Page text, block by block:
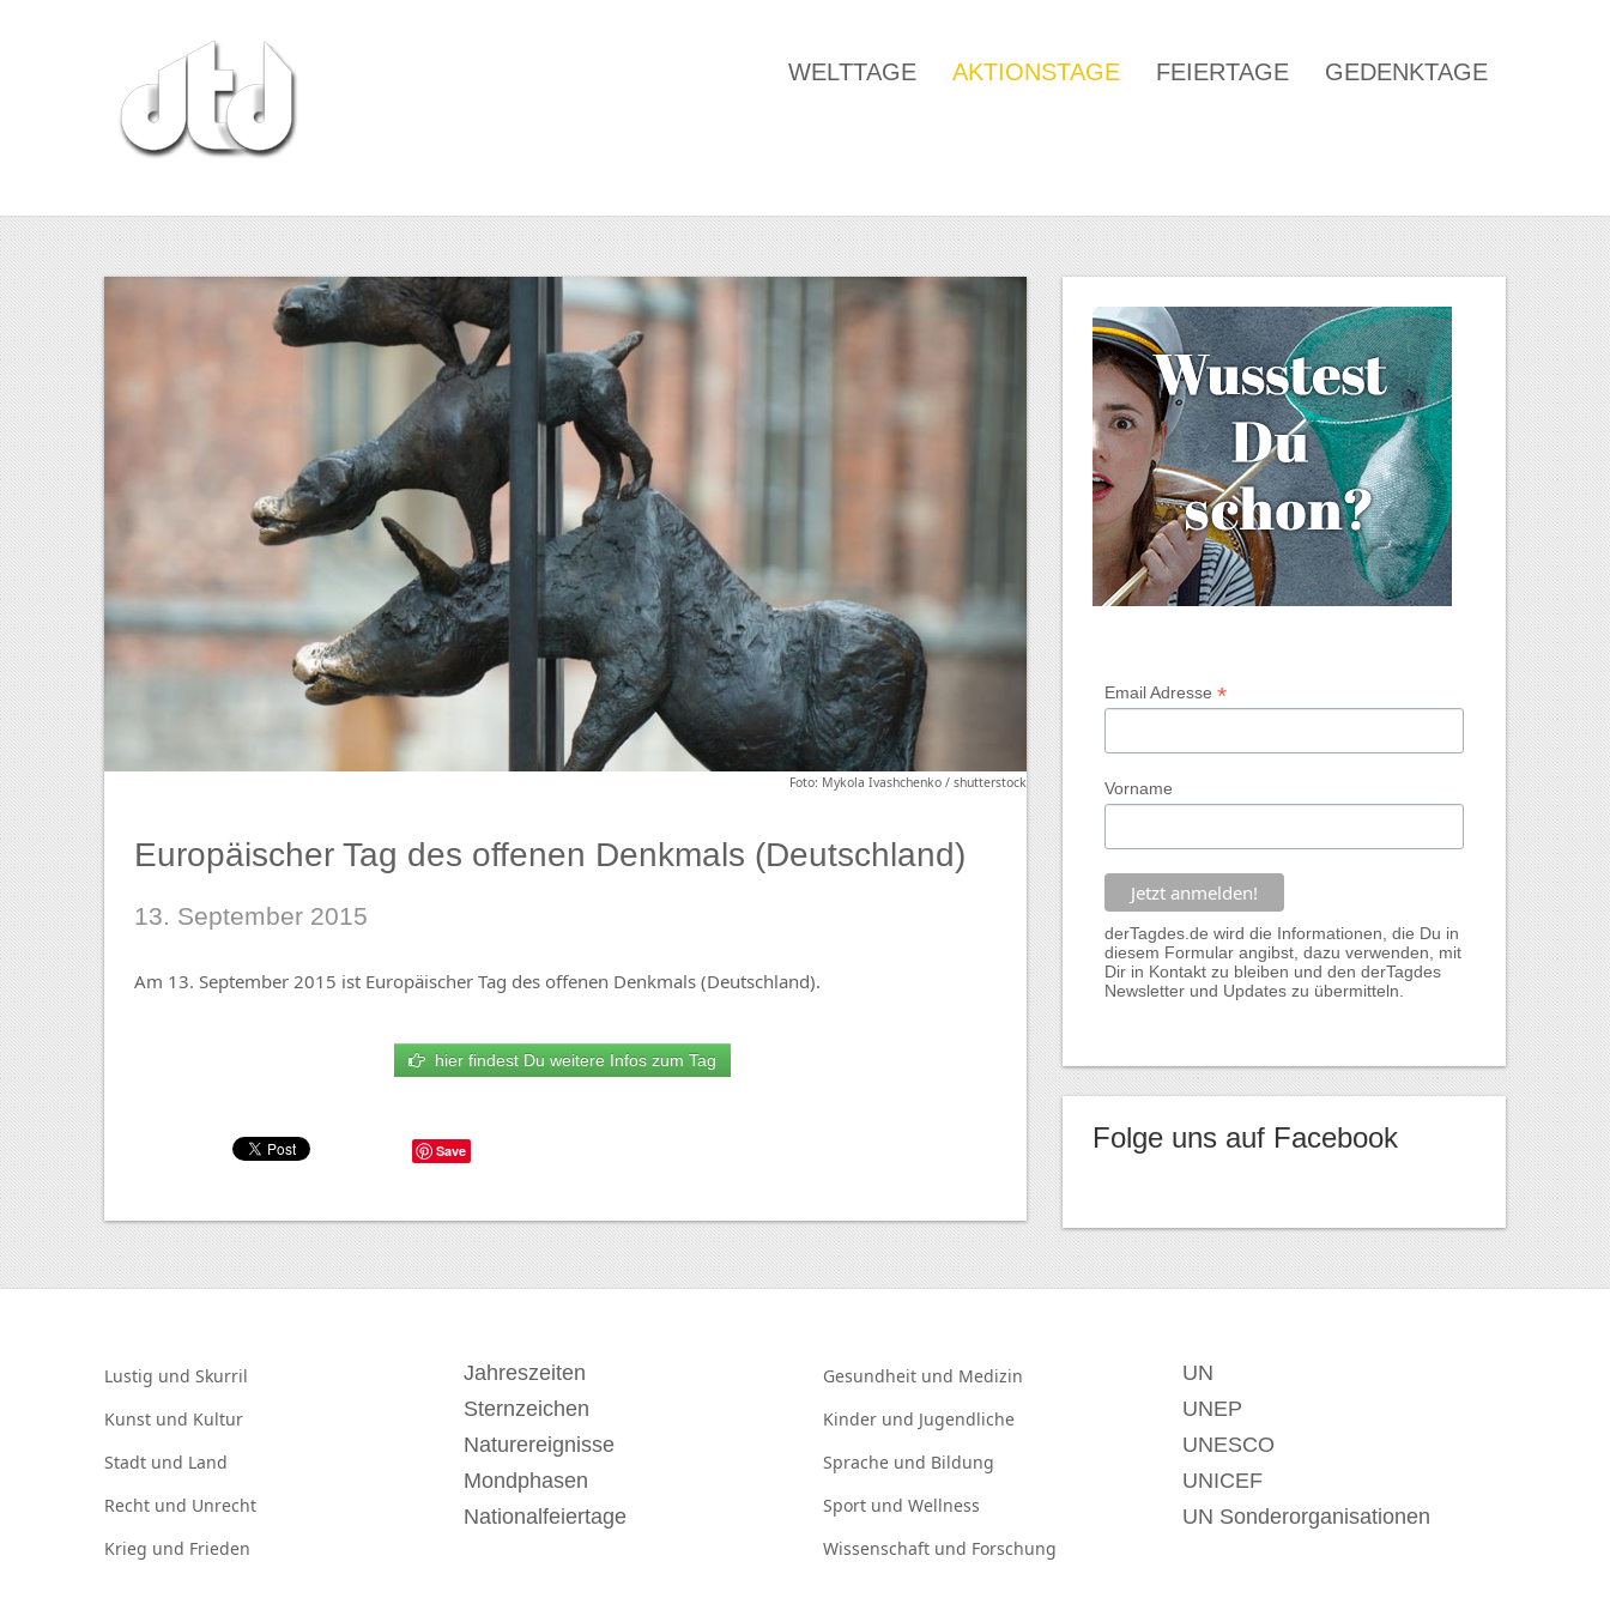
WELTTAGE AKTIONSTAGE FEIERTAGE GEDENKTAGE
Foto: Mykola Ivashchenko / shutterstock
Europäischer Tag des offenen Denkmals (Deutschland)
13. September 2015
Am 13. September 2015 ist Europäischer Tag des offenen Denkmals (Deutschland).
hier findest Du weitere Infos zum Tag
Save
Email Adresse *
Vorname
derTagdes.de wird die Informationen, die Du in
diesem Formular angibst, dazu verwenden, mit
Dir in Kontakt zu bleiben und den derTagdes
Newsletter und Updates zu übermitteln.
Folge uns auf Facebook
Lustig und Skurril
Kunst und Kultur
Stadt und Land
Recht und Unrecht
Krieg und Frieden
Jahreszeiten
Sternzeichen
Naturereignisse
Mondphasen
Nationalfeiertage
Gesundheit und Medizin
Kinder und Jugendliche
Sprache und Bildung
Sport und Wellness
Wissenschaft und Forschung
UN
UNEP
UNESCO
UNICEF
UN Sonderorganisationen